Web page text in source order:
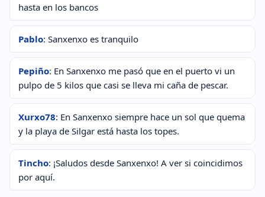
hasta en los bancos
Pablo: Sanxenxo es tranquilo
Pepiño: En Sanxenxo me pasó que en el puerto vi un
pulpo de 5 kilos que casi se lleva mi caña de pescar.
Xurxo78: En Sanxenxo siempre hace un sol que quema
y la playa de Silgar está hasta los topes.
Tincho: ¡Saludos desde Sanxenxo! A ver si coincidimos
por aquí.